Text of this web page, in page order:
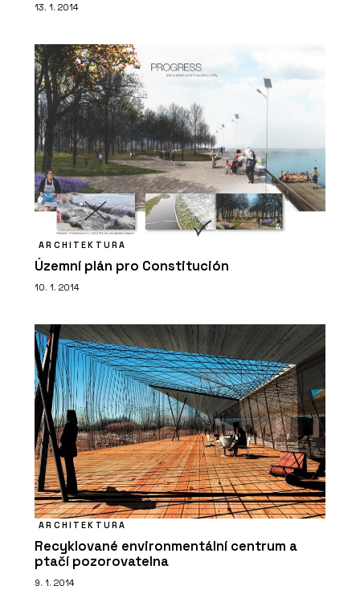
13. 1. 2014
ARCHITEKTURA
Územní plán pro Constitución
10. 1. 2014
ARCHITEKTURA
Recyklované environmentální centrum a
ptačí pozorovatelna
9. 1. 2014